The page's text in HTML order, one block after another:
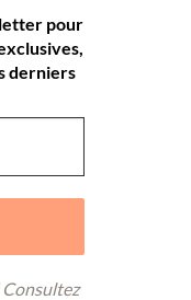
pour
derniers
Consultez